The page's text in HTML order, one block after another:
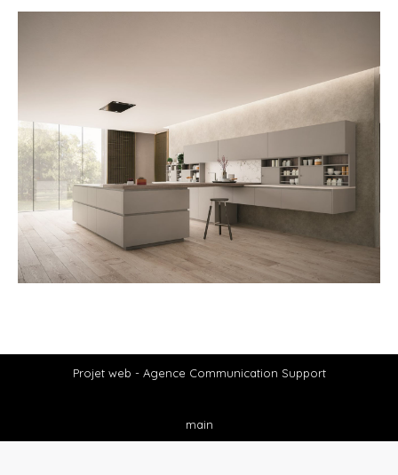
Projet web - Agence Communication Support
main